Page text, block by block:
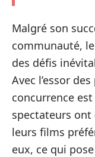
Malgré son
communauté,
des défis
Avec l’essor
concurrence
spectateurs ont
leurs films
eux, ce qui